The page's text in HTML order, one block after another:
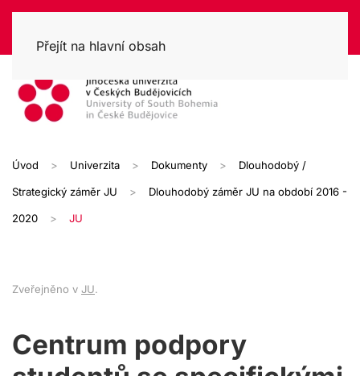
Přejít na hlavní obsah
Úvod Univerzita Dokumenty Dlouhodobý /
Strategický záměr JU Dlouhodobý záměr JU na období 2016 -
2020 JU
Zveřejněno v JU.
Centrum podpory